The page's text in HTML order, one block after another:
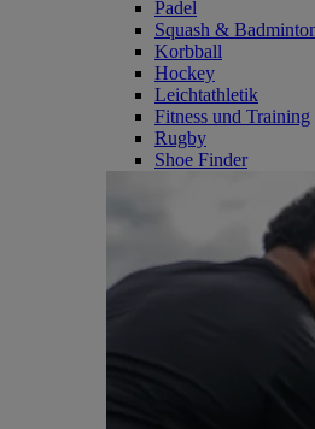
Padel
Squash &
Korbball
Hockey
Leichtathletik
Fitness und Training
Rugby
Shoe Finder